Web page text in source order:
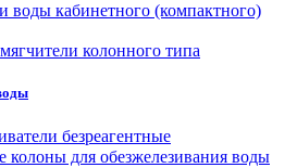
воды кабинетного (компактного)
колонного типа
безреагентные
колоны для обезжелезивания воды